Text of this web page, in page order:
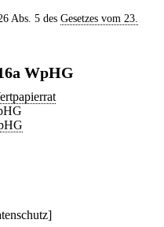
Abs. 5 des Gesetzes vom 23.
WpHG
]